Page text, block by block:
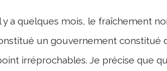
a quelques mois, le fraîchement
un gouvernement constitué
irréprochables. Je précise que